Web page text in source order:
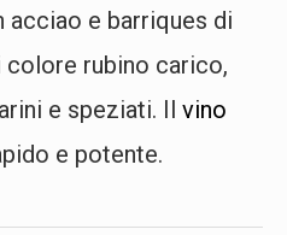
acciao e barriques di
colore rubino carico,
e speziati. Il vino
e potente.